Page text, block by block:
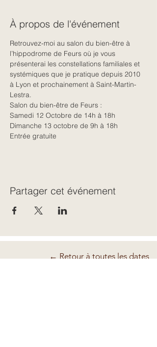
À propos de l'événement
Retrouvez-moi au salon du bien-être à
l’hippodrome de Feurs où je vous
présenterai les constellations familiales et
systémiques que je pratique depuis 2010
à Lyon et prochainement à Saint-Martin-
Lestra.
Salon du bien-être de Feurs :
Samedi 12 Octobre de 14h à 18h
Dimanche 13 octobre de 9h à 18h
Entrée gratuite
Partager cet événement
← Retour à toutes les dates